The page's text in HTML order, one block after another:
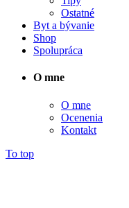
Ostatné
Byt a bývanie
Shop
Spolupráca
O mne
O mne
Ocenenia
Kontakt
To top